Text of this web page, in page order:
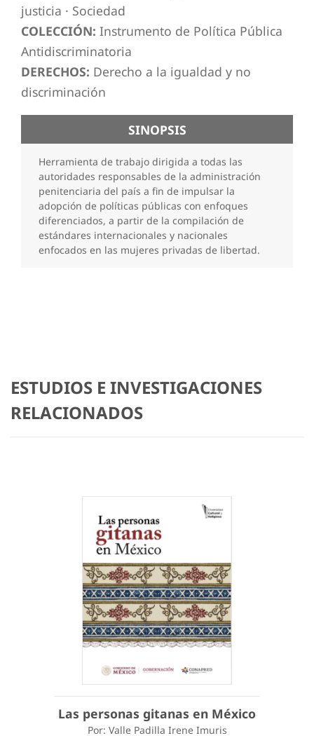
justicia · Sociedad
COLECCIÓN: Instrumento de Política Pública
Antidiscriminatoria
DERECHOS: Derecho a la igualdad y no
discriminación
SINOPSIS
Herramienta de trabajo dirigida a todas las
autoridades responsables de la administración
penitenciaria del país a fin de impulsar la
adopción de políticas públicas con enfoques
diferenciados, a partir de la compilación de
estándares internacionales y nacionales
enfocados en las mujeres privadas de libertad.
ESTUDIOS E INVESTIGACIONES
RELACIONADOS
Las personas gitanas en México
Por: Valle Padilla Irene Imuris